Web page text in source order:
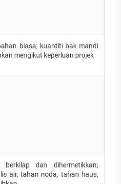
biasa; kuantiti bak mandi
mengikut keperluan projek
berkilap dan dihermetikkan;
air, tahan noda, tahan haus,